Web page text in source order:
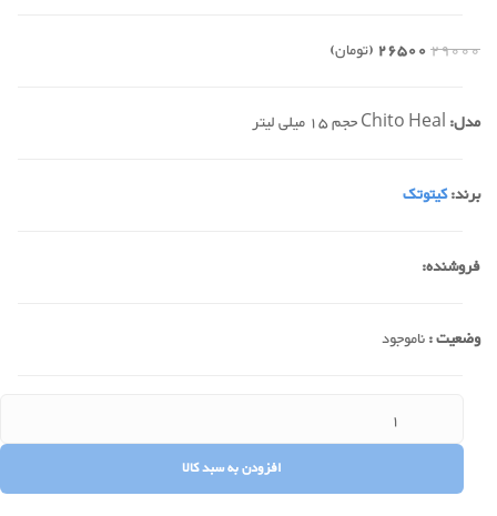
29000
26500 (تومان)
مدل:Chito Heal حجم 15 میلی لیتر
برند:کیتوتک
فروشنده:
وضعیت :ناموجود